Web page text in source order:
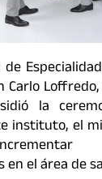
Carlo
la
instituto, el
el área de